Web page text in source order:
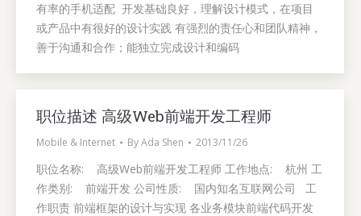
有率的手机适配 开发基础良好，理解设计模式，在项目
或产品中有很好的设计实践 有强烈的责任心和团队精神，
善于沟通和合作；能独立完成设计和编码
职位描述 高级Web前端开发工程师
Mobile & Internet ByAda Shen 2013/11/26
职位名称: 高级Web前端开发工程师 工作地点: 杭州 工
作类别: 前端开发 公司性质: 国内知名互联网公司 工
作职责 前端框架的设计与实现 各业务模块前端代码开发